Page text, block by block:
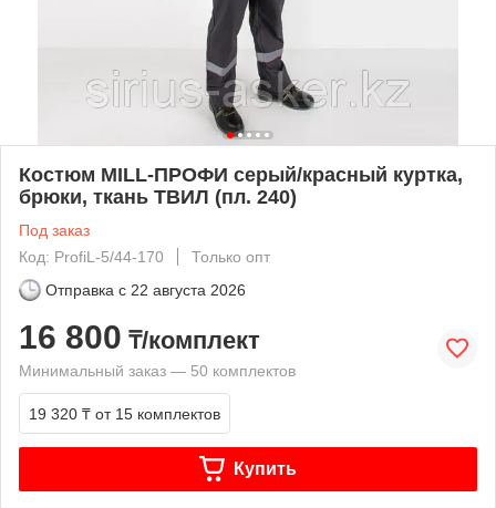
Костюм MILL-ПРОФИ серый/красный куртка,
брюки, ткань ТВИЛ (пл. 240)
Под заказ
Код: ProfiL-5/44-170
Только опт
Отправка с 22 августа 2026
16 800 ₸/комплект
Минимальный заказ — 50 комплектов
19 320 ₸ от 15 комплектов
Купить